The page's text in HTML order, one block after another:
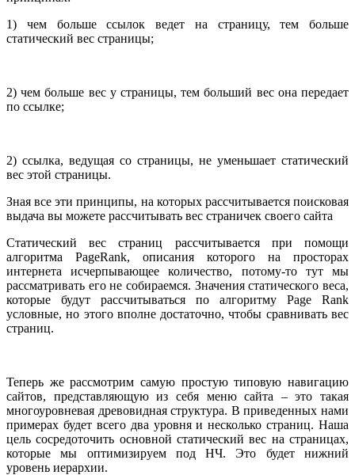
1) чем больше ссылок ведет на страницу, тем больше
статический вес страницы;
2) чем больше вес у страницы, тем больший вес она передает
по ссылке;
2) ссылка, ведущая со страницы, не уменьшает статический
вес этой страницы.
Зная все эти принципы, на которых рассчитывается поисковая
выдача вы можете рассчитывать вес страничек своего сайта
Статический вес страниц рассчитывается при помощи
алгоритма PageRank, описания которого на просторах
интернета исчерпывающее количество, потому-то тут мы
рассматривать его не собираемся. Значения статического веса,
которые будут рассчитываться по алгоритму Page Rank
условные, но этого вполне достаточно, чтобы сравнивать вес
страниц.
Теперь же рассмотрим самую простую типовую навигацию
сайтов, представляющую из себя меню сайта – это такая
многоуровневая древовидная структура. В приведенных нами
примерах будет всего два уровня и несколько страниц. Наша
цель сосредоточить основной статический вес на страницах,
которые мы оптимизируем под НЧ. Это будет нижний
уровень иерархии.